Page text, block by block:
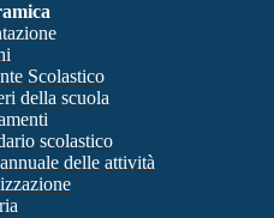
Scolastico
della scuola
scolastico
delle attività